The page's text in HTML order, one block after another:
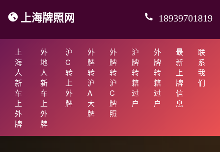
上海牌照网 18939701819
上
海
人
新
车
上
外
牌
外
地
人
新
车
上
外
牌
沪
C
转
上
外
牌
外
牌
转
沪
A
大
牌
外
牌
转
沪
C
牌
照
沪
牌
转
籍
过
户
外
牌
转
籍
过
户
最
新
上
牌
信
息
联
系
我
们